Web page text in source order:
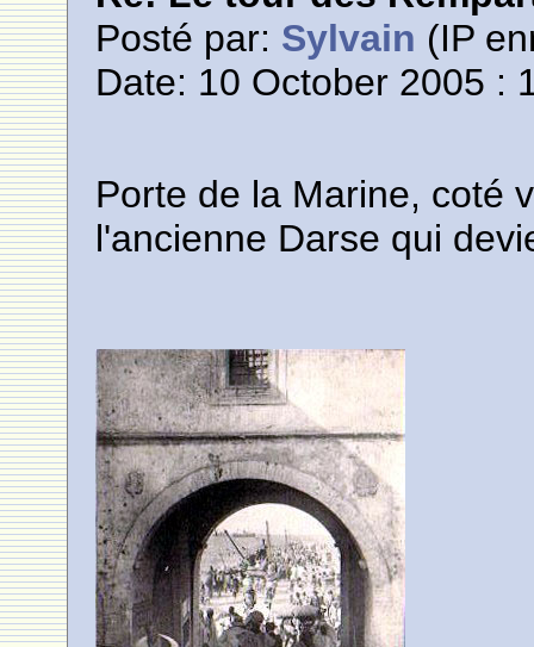
Posté par: Sylvain (IP
Date: 10 October 2005 :
Porte de la Marine, coté
l'ancienne Darse qui